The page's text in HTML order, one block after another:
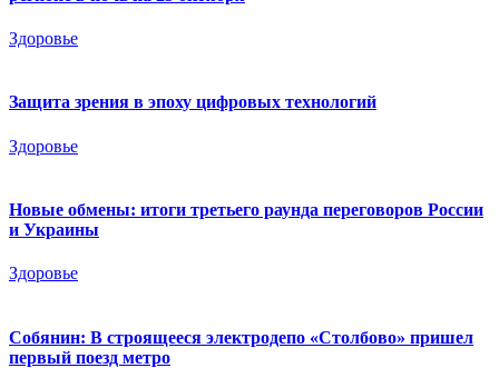
Здоровье
Защита зрения в эпоху цифровых технологий
Здоровье
Новые обмены: итоги третьего раунда переговоров России
и Украины
Здоровье
Собянин: В строящееся электродепо «Столбово» пришел
первый поезд метро